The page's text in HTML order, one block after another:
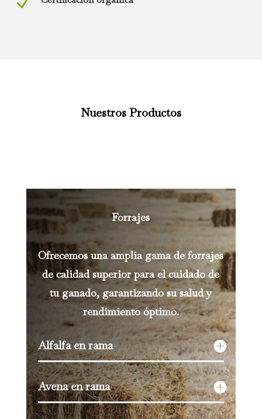
Nuestros Productos
Forrajes
Ofrecemos una amplia gama de forrajes
de calidad superior para el cuidado de
tu ganado, garantizando su salud y
rendimiento óptimo.
Alfalfa en rama
Avena en rama